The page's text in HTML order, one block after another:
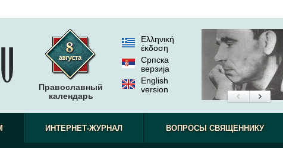
Православный
календарь
Ελληνική
έκδοση
Српска
верзиjа
English
version
ИНТЕРНЕТ-ЖУРНАЛ ВОПРОСЫ СВЯЩЕННИКУ